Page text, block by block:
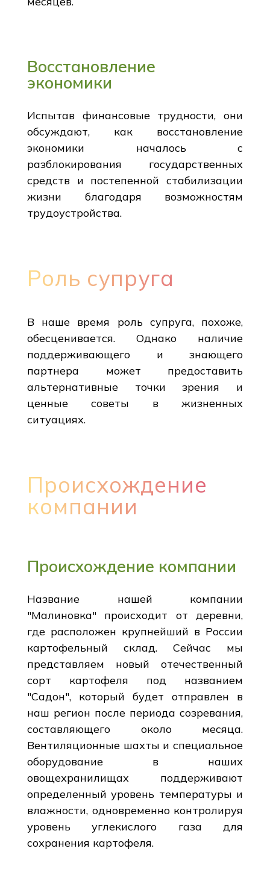
Восстановление
экономики
Испытав финансовые трудности, они
обсуждают, как восстановление
экономики началось с
разблокирования государственных
средств и постепенной стабилизации
жизни благодаря возможностям
трудоустройства.
Роль супруга
В наше время роль супруга, похоже,
обесценивается. Однако наличие
поддерживающего и знающего
партнера может предоставить
альтернативные точки зрения и
ценные советы в жизненных
ситуациях.
Происхождение
компании
Происхождение компании
Название нашей компании
"Малиновка" происходит от деревни,
где расположен крупнейший в России
картофельный склад. Сейчас мы
представляем новый отечественный
сорт картофеля под названием
"Садон", который будет отправлен в
наш регион после периода созревания,
составляющего около месяца.
Вентиляционные шахты и специальное
оборудование в наших
овощехранилищах поддерживают
определенный уровень температуры и
влажности, одновременно контролируя
уровень углекислого газа для
сохранения картофеля.